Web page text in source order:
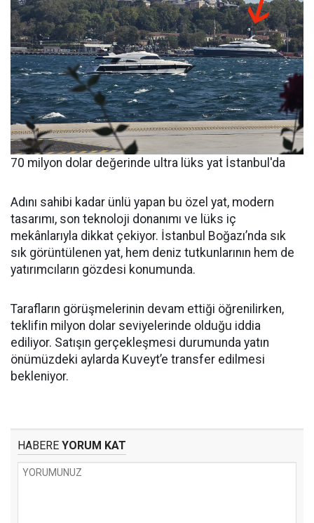
70 milyon dolar değerinde ultra lüks yat İstanbul'da
Adını sahibi kadar ünlü yapan bu özel yat, modern
tasarımı, son teknoloji donanımı ve lüks iç
mekânlarıyla dikkat çekiyor. İstanbul Boğazı’nda sık
sık görüntülenen yat, hem deniz tutkunlarının hem de
yatırımcıların gözdesi konumunda.
Tarafların görüşmelerinin devam ettiği öğrenilirken,
teklifin milyon dolar seviyelerinde olduğu iddia
ediliyor. Satışın gerçekleşmesi durumunda yatın
önümüzdeki aylarda Kuveyt’e transfer edilmesi
bekleniyor.
HABERE YORUM KAT